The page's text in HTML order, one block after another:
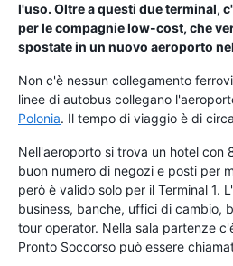
l'uso. Oltre a questi due terminal,
per le compagnie low-cost, che
spostate in un nuovo aeroporto
Non c'è nessun collegamento
linee di autobus collegano
Polonia. Il tempo di viaggio è di
Nell'aeroporto si trova un hotel con
buon numero di negozi e posti per
però è valido solo per il Terminal 1.
business, banche, uffici di cambio,
tour operator. Nella sala partenze
Pronto Soccorso può essere